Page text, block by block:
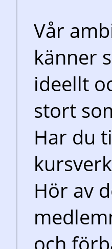
Vår
känner
ideellt
stort
Har du
Hör av
och